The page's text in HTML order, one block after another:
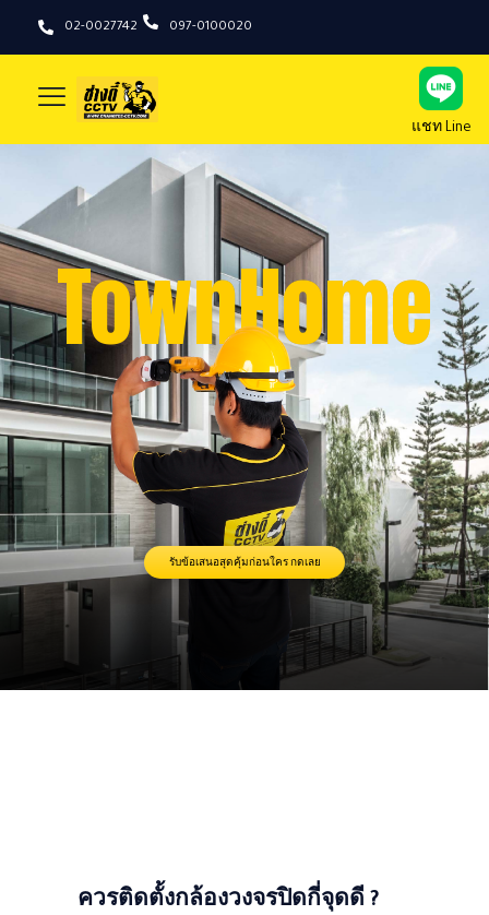
02-0027742 097-0100020
แชท Line
รับข้อเสนอสุดคุ้มก่อนใคร กดเลย
ช่างตี๋ CCTV รับติดตั้งกล้องวงจรปิดทั่วประเทศ
OVER 10 YEARS OF CCTV EXPERIENCE
TownHome
ควรติดตั้งกล้องวงจรปิดกี่จุดดี ?